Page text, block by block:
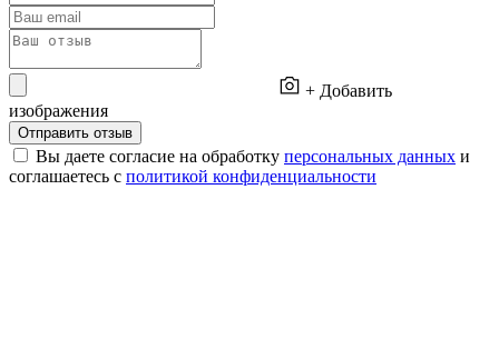
+ Добавить
изображения
Отправить отзыв
Вы даете согласие на обработку персональных данных и
соглашаетесь с политикой конфиденциальности